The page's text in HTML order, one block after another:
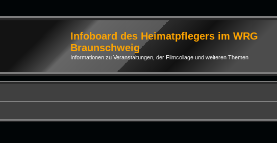
Infoboard des Heimatpflegers im WRG
Braunschweig
Informationen zu Veranstaltungen, der Filmcollage und weiteren Themen